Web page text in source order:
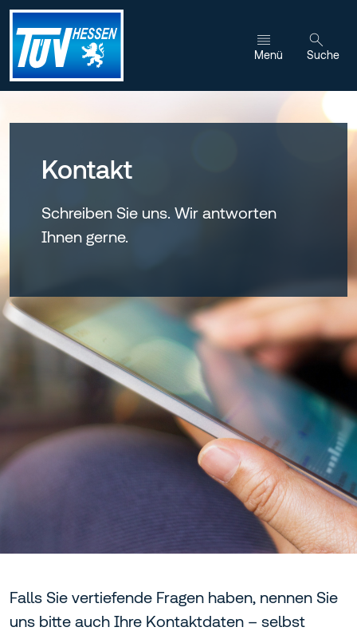
Zum Inhalt wechseln
Menü Suche
Kontakt
Schreiben Sie uns. Wir antworten
Ihnen gerne.
Falls Sie vertiefende Fragen haben, nennen Sie
uns bitte auch Ihre Kontaktdaten – selbst